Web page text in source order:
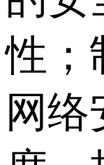
性；
网络